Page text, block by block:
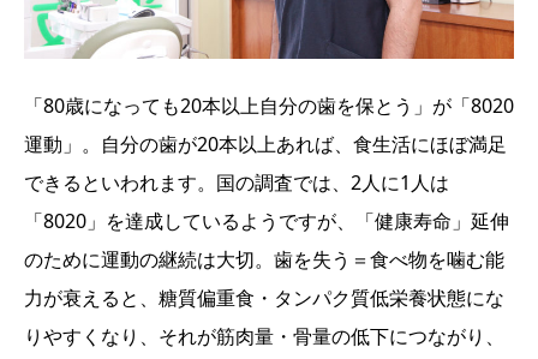
「80歳になっても20本以上自分の歯を保とう」が「8020
運動」。自分の歯が20本以上あれば、食生活にほぼ満足
できるといわれます。国の調査では、2人に1人は
「8020」を達成しているようですが、「健康寿命」延伸
のために運動の継続は大切。歯を失う＝食べ物を噛む能
力が衰えると、糖質偏重食・タンパク質低栄養状態にな
りやすくなり、それが筋肉量・骨量の低下につながり、